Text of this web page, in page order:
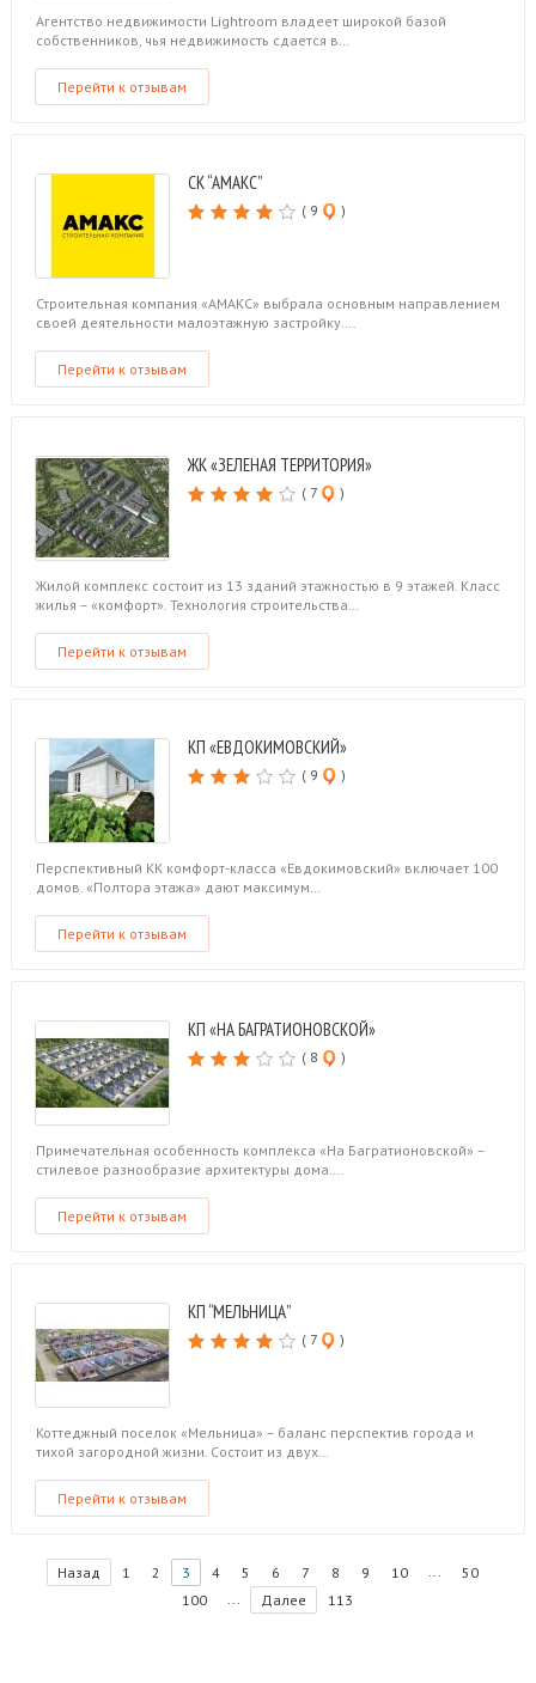
Агентство недвижимости Lightroom владеет широкой базой
собственников, чья недвижимость сдается в…
Перейти к отзывам
СК “АМАКС”
( 9 )
Строительная компания «АМАКС» выбрала основным направлением
своей деятельности малоэтажную застройку….
Перейти к отзывам
ЖК «ЗЕЛЕНАЯ ТЕРРИТОРИЯ»
( 7 )
Жилой комплекс состоит из 13 зданий этажностью в 9 этажей. Класс
жилья – «комфорт». Технология строительства…
Перейти к отзывам
КП «ЕВДОКИМОВСКИЙ»
( 9 )
Перспективный КК комфорт-класса «Евдокимовский» включает 100
домов. «Полтора этажа» дают максимум…
Перейти к отзывам
КП «НА БАГРАТИОНОВСКОЙ»
( 8 )
Примечательная особенность комплекса «На Багратионовской» –
стилевое разнообразие архитектуры дома….
Перейти к отзывам
КП “МЕЛЬНИЦА”
( 7 )
Коттеджный поселок «Мельница» – баланс перспектив города и
тихой загородной жизни. Состоит из двух…
Перейти к отзывам
Назад 1 2 3 4 5 6 7 8 9 10 ...
50
100
... Далее 113